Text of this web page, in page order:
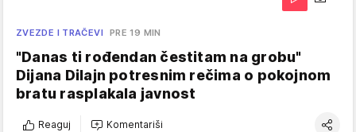
ZVEZDE I TRAČEVI PRE 19 MIN
"Danas ti rođendan čestitam na grobu"
Dijana Dilajn potresnim rečima o pokojnom
bratu rasplakala javnost
Reaguj Komentariši